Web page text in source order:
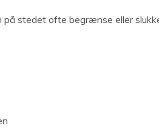
stedet ofte begrænse eller